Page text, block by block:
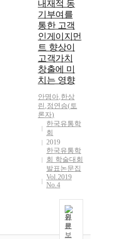
내재적 동
기부여를
통한 고객
인게이지먼
트 향상이
고객가치
창출에 미
치는 영향
안명아,한상
린 ,정 연승(토
론자)
한국유통학
회
2019
한국유통학
회 학술대회
발표논문집
Vol.2019
No.4
원
문
보